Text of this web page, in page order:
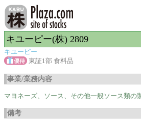
キユーピー(株) 2809
キユーピー
東証1部 食料品
事業/業務内容
マヨネーズ、ソース、その他一般ソース類の
備考